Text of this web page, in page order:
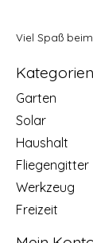
Viel Spaß
Kategorien
Garten
Solar
Haushalt
Fliegengitter
Werkzeug
Freizeit